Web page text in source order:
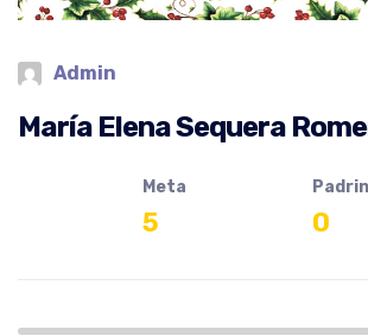
Admin
María Elena Sequera
Meta
5 0